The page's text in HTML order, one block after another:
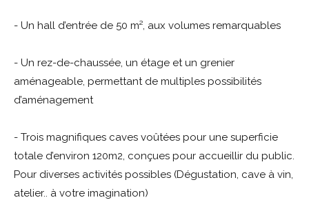
- Un hall d’entrée de 50 m², aux volumes remarquables
- Un rez-de-chaussée, un étage et un grenier
aménageable, permettant de multiples possibilités
d’aménagement
- Trois magnifiques caves voûtées pour une superficie
totale d’environ 120m2, conçues pour accueillir du public.
Pour diverses activités possibles (Dégustation, cave à vin,
atelier.. à votre imagination)